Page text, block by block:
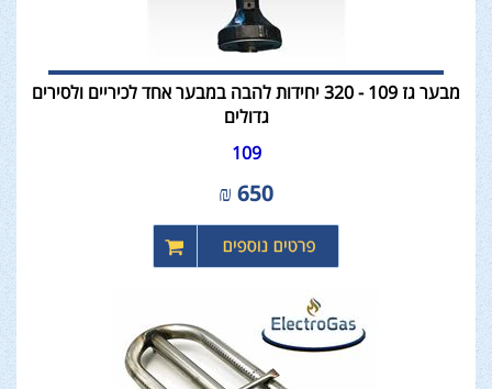
מבער גז 109 - 320 יחידות להבה במבער אחד לכיריים ולסירים
גדולים
109
650
₪